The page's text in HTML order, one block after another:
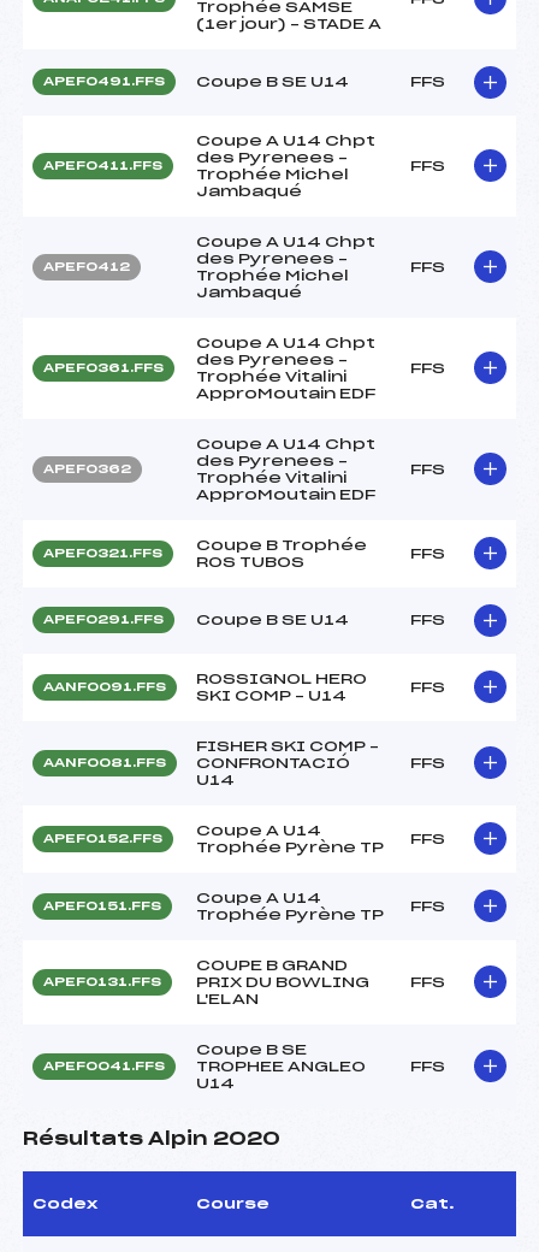
Trophée SAMSE
(1er jour) – STADE A
APEF0491.FFS Coupe B SE U14 FFS
APEF0411.FFS
Coupe A U14 Chpt
des Pyrenees –
Trophée Michel
Jambaqué
FFS
APEF0412
Coupe A U14 Chpt
des Pyrenees –
Trophée Michel
Jambaqué
FFS
APEF0361.FFS
Coupe A U14 Chpt
des Pyrenees –
Trophée Vitalini
ApproMoutain EDF
FFS
APEF0362
Coupe A U14 Chpt
des Pyrenees –
Trophée Vitalini
ApproMoutain EDF
FFS
APEF0321.FFS
Coupe B Trophée
ROS TUBOS
FFS
APEF0291.FFS Coupe B SE U14 FFS
AANF0091.FFS
ROSSIGNOL HERO
SKI COMP – U14
FFS
AANF0081.FFS
FISHER SKI COMP –
CONFRONTACIÓ
U14
FFS
APEF0152.FFS
Coupe A U14
Trophée Pyrène TP
FFS
APEF0151.FFS
Coupe A U14
Trophée Pyrène TP
FFS
APEF0131.FFS
COUPE B GRAND
PRIX DU BOWLING
L'ELAN
FFS
APEF0041.FFS
Coupe B SE
TROPHEE ANGLEO
U14
FFS
Résultats Alpin 2020
Codex Course Cat.